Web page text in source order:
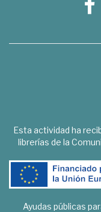
Esta actividad ha
librerías de la
Ayudas públicas